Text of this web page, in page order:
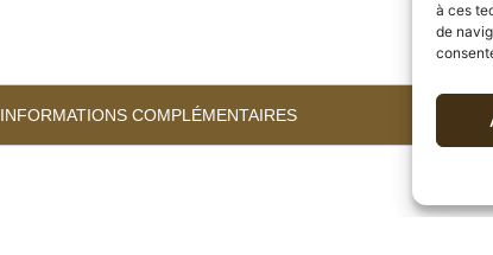
à ces
de
INFORMATIONS COMPLÉMENTAIRES